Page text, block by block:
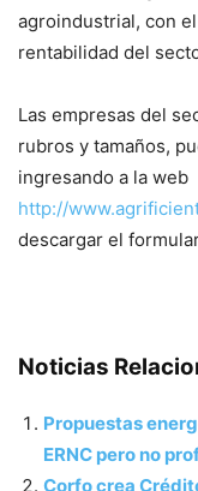
agroindustrial, con
rentabilidad del
Las empresas del
rubros y tamaños,
ingresando a la web
http://
descargar el
Noticias
Propuestas
ERNC pero no
Corfo crea